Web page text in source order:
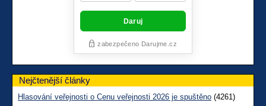
Nejčtenější články
Hlasování veřejnosti o Cenu veřejnosti 2026 je spuštěno (4261)